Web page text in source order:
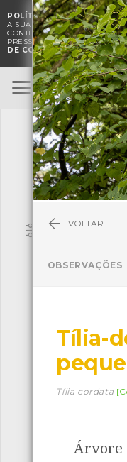
POLÍTICA DE COOKIES. O
A SUA EXPERIÊNCIA DE
CONTINUAÇÃO DA
PRESSUPÕE A ACEITAÇÃO
DE COOKIES
TERMOS
Pesquisa
Descarregar
VOLTAR
OBSERVAÇÕES
Tília-
Tília cordata
Árvore